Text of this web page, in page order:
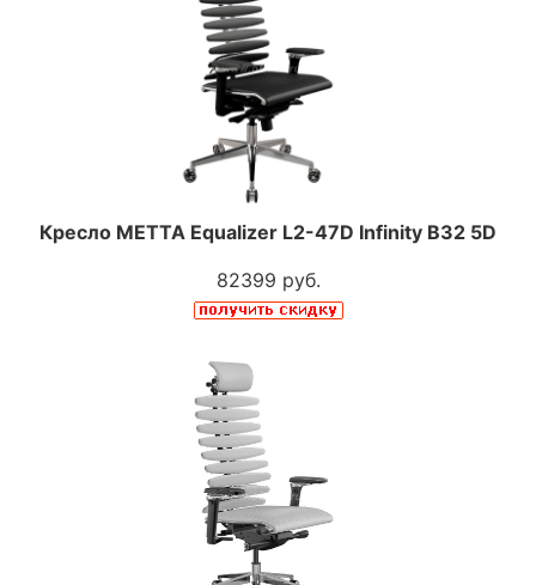
Кресло МЕТТА Equalizer L2-47D Infinity В32 5D
82399 руб.